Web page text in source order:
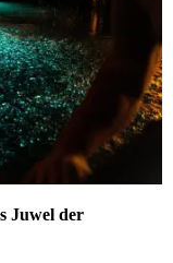
Juwel der